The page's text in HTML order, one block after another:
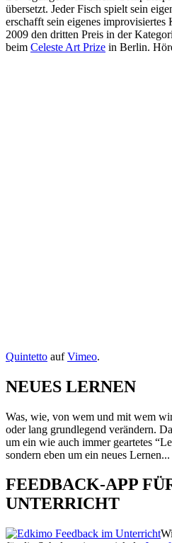
übersetzt. Jeder Fisch spielt sein
erschafft sein eigenes
2009 den dritten Preis in der
beim Celeste Art Prize in Berlin.
Quintetto aufVimeo.
NEUES LERNEN
Was, wie, von wem und mit wem
oder lang grundlegend verändern.
um ein wie auch immer geartetes
sondern eben um ein neues Lernen...
FEEDBACK-APP
UNTERRICHT